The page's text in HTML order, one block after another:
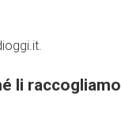
li raccogliamo